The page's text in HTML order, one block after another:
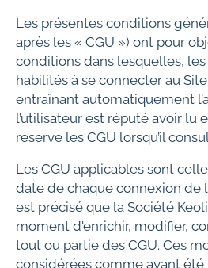
Les présentes conditions
après les « CGU ») ont pour
conditions dans lesquelles,
habilités à se connecter au
entraînant automatiquement
l’utilisateur est réputé avoir lu
réserve les CGU lorsqu’il
Les CGU applicables sont
date de chaque connexion de
est précisé que la Société
moment d'enrichir, modifier,
tout ou partie des CGU. Ces
considérées comme ayant été